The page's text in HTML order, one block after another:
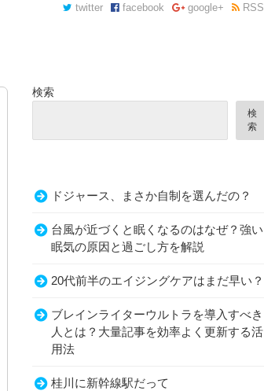
twitter facebook google+ RSS
検索
検
索
ドジャース、まさか自制を選んだの？
台風が近づくと眠くなるのはなぜ？強い
眠気の原因と過ごし方を解説
20代前半のエイジングケアはまだ早い？
ブレインライターウルトラを導入すべき
人とは？大量記事を効率よく更新する活
用法
桂川に新幹線駅だって